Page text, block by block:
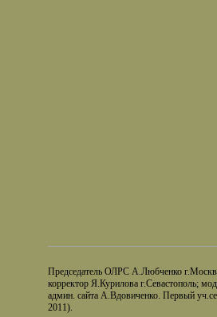
Председатель ОЛРС А.Любченко
корректор Я.Курилова г.Севастополь;
админ. сайта А.Вдовиченко. Первый
2011).